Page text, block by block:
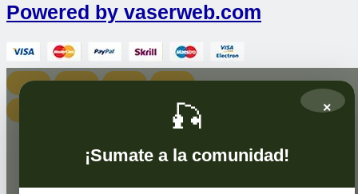
Powered by vaserweb.com
×
🎣
¡Sumate a la comunidad!